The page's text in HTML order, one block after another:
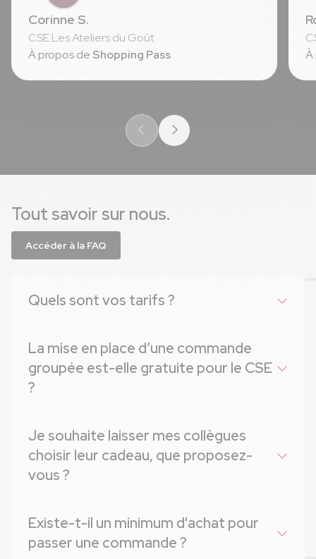
Corinne S.
CSE Les Ateliers du Goût
À propos de Shopping Pass
À
Tout savoir sur nous.
Accéder à la FAQ
Quels sont vos tarifs ?
La mise en place d’une commande
groupée est-elle gratuite pour le CSE
?
Je souhaite laisser mes collègues
choisir leur cadeau, que proposez-
vous ?
Existe-t-il un minimum d'achat pour
passer une commande ?